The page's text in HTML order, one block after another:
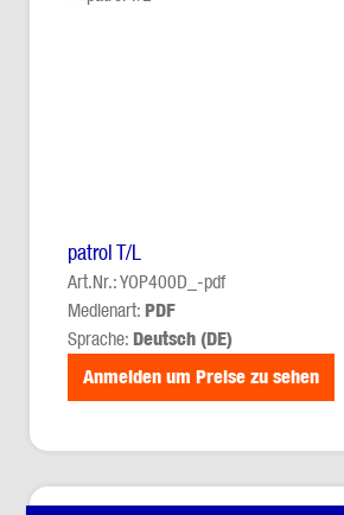
patrol T/L
Art.Nr.: YOP400D_-pdf
Medienart: PDF
Sprache: Deutsch (DE)
Anmelden um Preise zu sehen